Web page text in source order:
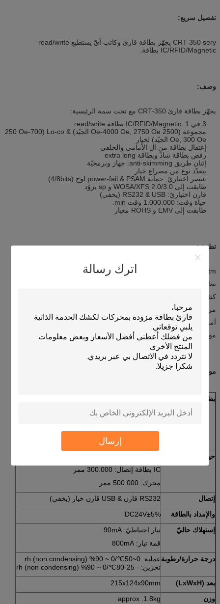
اترك رسالة
إرسال
تفصيل سريع:
CRT-350 sery يجهّز بطاقة قارئ وكاتب أيّ يستطيع read/write
IC/RFID/Magnetic بطاقة.
وصف:
يجهّز بطاقة قارئ CRT-350 مع تحت سمة الرئيسية:
3 في 1: IC/RFID/Magnetic بطاقة read/write
مجموعة (2500 Oe-4000 Oe, 2750 Oe الجيّد) & Lo-co (250 Oe-700
Oe, 300 Oe الجيّد) لخيار
إعتقال بطاقة من ال الأمامي والخلفي
رفض بطاقة شاذّ وبطاقة extra long
إثنان طريق anti-skimming: جهاز وبرمجيّة
يتعدّد نوع من مصراع خيار
عنصر اختياريّ: حماية power-fail & PSAM لوح (4/8bits)
طابقت إلى WOSA/XFS 2.0/3.0 و sp يزوّد
قارن اختياريّ: RS232 & USB (يخفي)
حياة وقت: 1.000.000 وقت min.
طابقت إلى EMV و ROHS معيار
تطبيق:
atm
نظام المدفوعات
كشك انتهائيّة
مراقبة الدخول إلى انتهائيّة
أمن انتهائيّة
موقف نظام
مواصفة:
بطاقة معيار
دعم T=0, T=1 cpu بطاقة
rf بطاقة: ISO14443 نوع A&B
حياة وقت
IC بطاقة إتصال: 300.000 ممر
محرك: 500.000 ممر
إتصال
RS232 قارن & USB قارن خيار (يخفي)
والإمداد بالطاقة
DC24V±5%
إستهلاك حاليّ
تيار احتياطيّ: 90mA
قمة تيار: 800mA
درجة حرارة/رطوبةعملية: 0~50℃/0 ~ 90% rh (non condensing)
تخزين: - 25-80℃/0 ~ 90% rh (non condensing)
بعد (LxWxH)
215x124x90mm
وزن
approx .1.8kg